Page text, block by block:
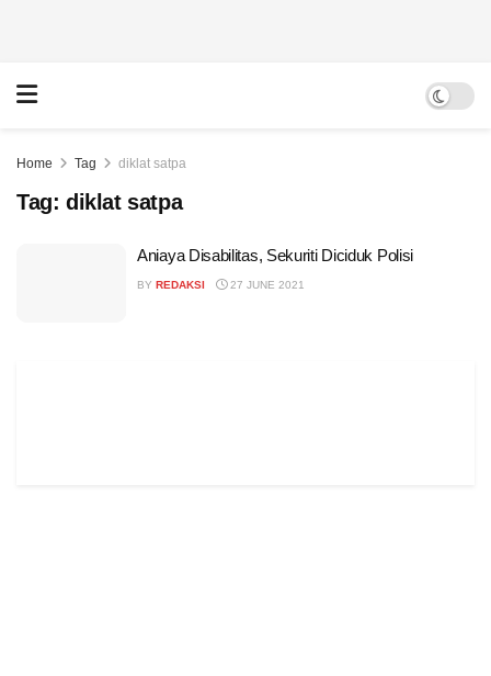
Home Tag diklat satpa
Tag: diklat satpa
Aniaya Disabilitas, Sekuriti Diciduk Polisi
BY REDAKSI 27 JUNE 2021